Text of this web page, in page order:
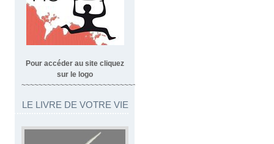
Pour accéder au site cliquez
sur le logo
~~~~~~~~~~~~~~~~~~~~~~~~~~~~~~~~~
LE LIVRE DE VOTRE VIE